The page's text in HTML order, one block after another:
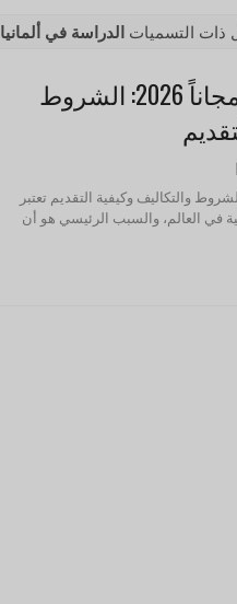
ذات التسميات الدراسة في ألمانيا
الدراسة في ألمانيا مجاناً 2026: الشروط
في ألمانيا مجاناً 2026: الشروط والتكاليف وكيفية التقديم تعتبر
في العالم، والسبب الرئيسي هو أن